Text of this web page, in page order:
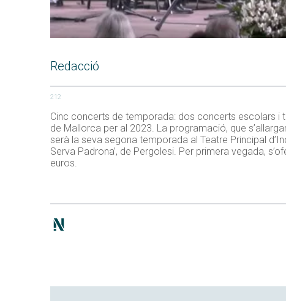
Redacció
212
Cinc concerts de temporada: dos concerts escolars i
de Mallorca per al 2023. La programació, que
serà la seva segona temporada al Teatre Principal
Serva Padrona’, de Pergolesi. Per primera vegada,
euros.